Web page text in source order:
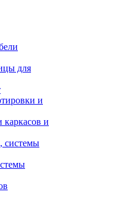
для
и
и
системы